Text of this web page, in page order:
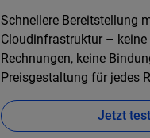
Schnellere Bereitstellung
Cloudinfrastruktur – keine
Rechnungen, keine
Preisgestaltung für jedes
Jetzt